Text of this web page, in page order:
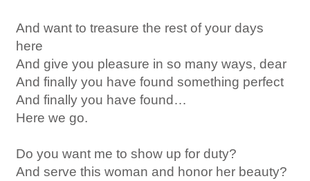
And want to treasure the rest of your days
here
And give you pleasure in so many ways, dear
And finally you have found something perfect
And finally you have found…
Here we go.
Do you want me to show up for duty?
And serve this woman and honor her beauty?